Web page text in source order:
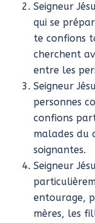
Seigneur
qui se
te confions
cherchent
entre les
Seigneur
personnes
confions
malades du
soignantes.
Seigneur
entourage,
mères, les